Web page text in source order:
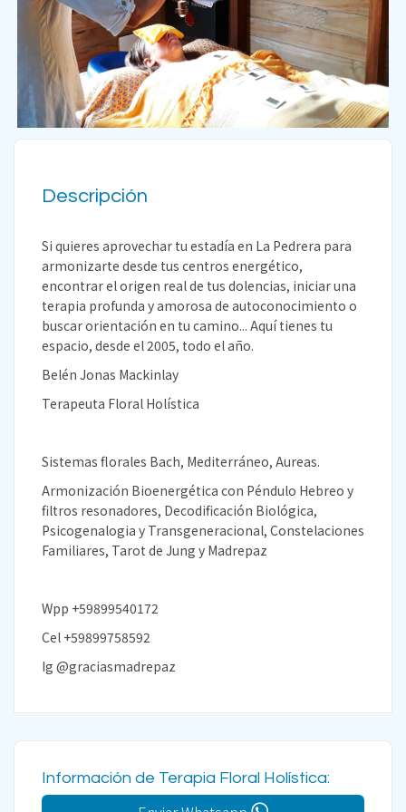
Descripción
Si quieres aprovechar tu estadía en La Pedrera para
armonizarte desde tus centros energético,
encontrar el origen real de tus dolencias, iniciar una
terapia profunda y amorosa de autoconocimiento o
buscar orientación en tu camino... Aquí tienes tu
espacio, desde el 2005, todo el año.
Belén Jonas Mackinlay
Terapeuta Floral Holística
Sistemas florales Bach, Mediterráneo, Aureas.
Armonización Bioenergética con Péndulo Hebreo y
filtros resonadores, Decodificación Biológica,
Psicogenalogia y Transgeneracional, Constelaciones
Familiares, Tarot de Jung y Madrepaz
Wpp +59899540172
Cel +59899758592
Ig @graciasmadrepaz
Información de Terapia Floral Holística: